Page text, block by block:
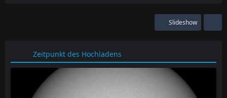
Slideshow
Zeitpunkt des Hochladens